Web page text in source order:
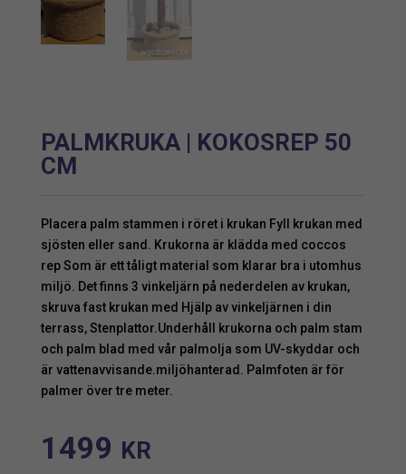
PALMKRUKA | KOKOSREP 50
CM
Placera palm stammen i röret i krukan Fyll krukan med
sjösten eller sand. Krukorna är klädda med coccos
rep Som är ett tåligt material som klarar bra i utomhus
miljö. Det finns 3 vinkeljärn på nederdelen av krukan,
skruva fast krukan med Hjälp av vinkeljärnen i din
terrass, Stenplattor.Underhåll krukorna och palm stam
och palm blad med vår palmolja som UV-skyddar och
är vattenavvisande.miljöhanterad. Palmfoten är för
palmer över tre meter.
1499 KR